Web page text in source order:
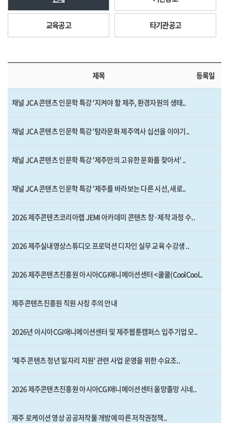
교육공고 타기관공고
제목 등록일
채널 JCA 콘텐츠 인문학 특강 '지켜야 할 제주, 환경자원의 생태..
채널 JCA 콘텐츠 인문학 특강 '탐라문화 제주역사 십선을 이야기..
채널 JCA 콘텐츠 인문학 특강 '제주만의 고유한 문화를 찾아서' ..
채널 JCA 콘텐츠 인문학 특강 '제주를 바라보는 다른 시선, 새로..
2026 제주콘텐츠코리아랩 JEMI 아카데미 콘텐츠 창·제작 과정 수..
2026 제주실내영상스튜디오 프로덕션 디자인 실무 교육 수강생 ..
2026 제주콘텐츠진흥원 아시아CGI애니메이션센터 <쿨쿨(CoolCool..
제주콘텐츠진흥원 직원 사칭 주의 안내
2026년 아시아CGI애니메이션센터 및 제주웹툰캠퍼스 입주기업 모..
'제주 콘텐츠 청년 일자리 지원' 관련 사업 운영을 위한 수요조..
2026 제주콘텐츠진흥원 아시아CGI애니메이션센터 올망졸망 시네..
제주 로케이션 영상 공공저작물 개방에 따른 저작권정책..